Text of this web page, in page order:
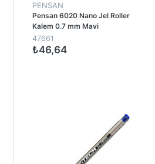
PENSAN
Pensan 6020 Nano Jel Roller
Kalem 0.7 mm Mavi
47661
₺46,64